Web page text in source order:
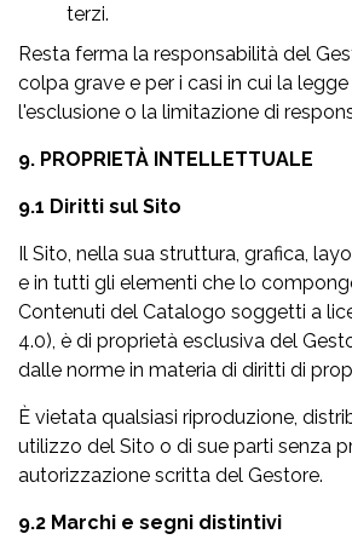
terzi.
Resta ferma la responsabilità del
colpa grave e per i casi in cui la
l'esclusione o la limitazione di
9. PROPRIETÀ INTELLETTUALE
9.1 Diritti sul Sito
Il Sito, nella sua struttura, grafica,
e in tutti gli elementi che lo
Contenuti del Catalogo soggetti a
4.0), è di proprietà esclusiva del
dalle norme in materia di diritti di
È vietata qualsiasi riproduzione,
utilizzo del Sito o di sue parti senza
autorizzazione scritta del Gestore.
9.2 Marchi e segni distintivi